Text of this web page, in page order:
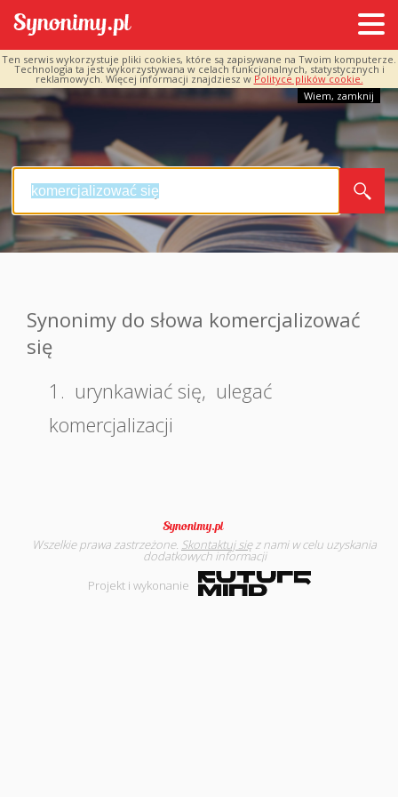
Ten serwis wykorzystuje pliki cookies, które są zapisywane na Twoim komputerze.
Technologia ta jest wykorzystywana w celach funkcjonalnych, statystycznych i
reklamowych. Więcej informacji znajdziesz w Polityce plików cookie.
Wiem, zamknij
Synonimy do słowa komercjalizować
się
1. urynkawiać się, ulegać
komercjalizacji
Wszelkie prawa zastrzeżone. Skontaktuj sięz nami w celu uzyskania
dodatkowych informacji
Projekt i wykonanie